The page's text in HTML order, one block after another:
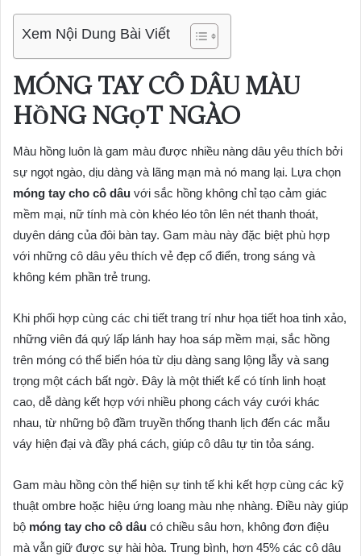
Xem Nội Dung Bài Viết
MÓNG TAY CÔ DÂU MÀU
HỒNG NGỌT NGÀO
Màu hồng luôn là gam màu được nhiều nàng dâu yêu thích bởi
sự ngọt ngào, dịu dàng và lãng mạn mà nó mang lại. Lựa chọn
móng tay cho cô dâu với sắc hồng không chỉ tạo cảm giác
mềm mại, nữ tính mà còn khéo léo tôn lên nét thanh thoát,
duyên dáng của đôi bàn tay. Gam màu này đặc biệt phù hợp
với những cô dâu yêu thích vẻ đẹp cổ điển, trong sáng và
không kém phần trẻ trung.
Khi phối hợp cùng các chi tiết trang trí như họa tiết hoa tinh xảo,
những viên đá quý lấp lánh hay hoa sáp mềm mại, sắc hồng
trên móng có thể biến hóa từ dịu dàng sang lộng lẫy và sang
trọng một cách bất ngờ. Đây là một thiết kế có tính linh hoạt
cao, dễ dàng kết hợp với nhiều phong cách váy cưới khác
nhau, từ những bộ đầm truyền thống thanh lịch đến các mẫu
váy hiện đại và đầy phá cách, giúp cô dâu tự tin tỏa sáng.
Gam màu hồng còn thể hiện sự tinh tế khi kết hợp cùng các kỹ
thuật ombre hoặc hiệu ứng loang màu nhẹ nhàng. Điều này giúp
bộ móng tay cho cô dâu có chiều sâu hơn, không đơn điệu
mà vẫn giữ được sự hài hòa. Trung bình, hơn 45% các cô dâu